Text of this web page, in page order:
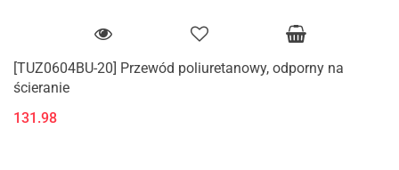
[TUZ0604BU-20] Przewód poliuretanowy, odporny na
ścieranie
131.98